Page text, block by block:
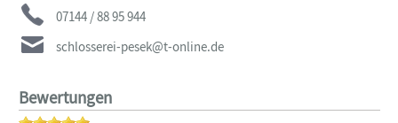
07144 / 88 95 944
schlosserei-pesek@t-online.de
Bewertungen